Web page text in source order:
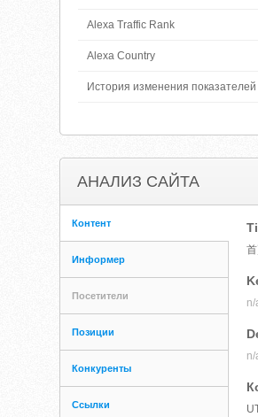
Alexa Traffic Rank
Alexa Country
История изменения показателей
АНАЛИЗ САЙТА
Контент
Информер
Посетители
Позиции
Конкуренты
Ссылки
n/
n/